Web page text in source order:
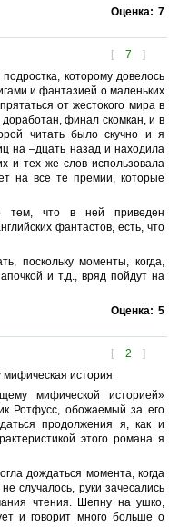
Оценка: 7
[ 7 ]
которому довелось
и фантазией о маленьких
от жестокого мира в
финал скомкан, и в
читать было скучно и я
на –дцать назад и находила
и тех же слов использовала
на все те премии, которые
тем, что в ней приведен
фантастов, есть, что
поскольку моменты, когда,
и т.д., вряд пойдут на
Оценка: 5
[ 2 ]
история
мифической историей»
Ротфусс, обожаемый за его
продолжения я, как и
этого романа я
дождаться момента, когда
случалось, руки зачесались
чтения. Шепну на ушко,
и говорит много больше о